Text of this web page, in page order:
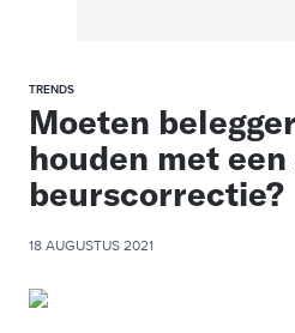
TRENDS
Moeten
houden met
beurscorrectie?
18 AUGUSTUS 2021